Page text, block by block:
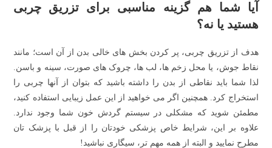
آیا شما هم گزینه مناسبی برای تزریق چربی
هستید یا نه؟
هدف از تزریق چربی، پر کردن بخش های خالی بدن از آن است؛ مانند
نقاط جوش، یا محل زخم ها، لب ها، چروک های صورت، سینه و باسن.
لذا شما باید نقاطی از بدن را داشته باشید که بتوان از آنها چربی را
استخراج کرد. همچنین اگر می خواهید از این عمل زیبایی استفاده کنید،
مطمئن شوید که مشکلی در سیستم گردش خون شما وجود ندارد.
علاوه بر این، شرایط خاص پزشکی خودتان را از قبل با پزشک تان
مطرح نمایید و البته از همه مهم تر، سیگاری نباشید!